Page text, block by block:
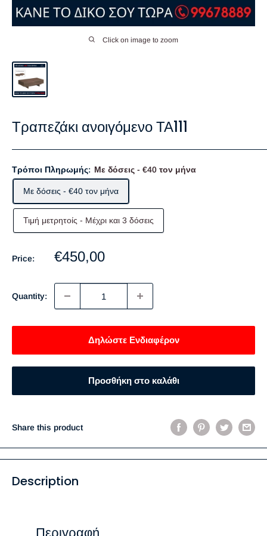
Click on image to zoom
Τραπεζάκι ανοιγόμενο ΤΑ111
Τρόποι Πληρωμής: Με δόσεις - €40 τον μήνα
Με δόσεις - €40 τον μήνα
Τιμή μετρητοίς - Mέχρι και 3 δόσεις
Price:
Sale
€450,00
Quantity:
Δηλώστε Ενδιαφέρον
Προσθήκη στο καλάθι
Share this product
Description